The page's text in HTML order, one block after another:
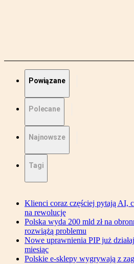
Powiązane
Polecane
Najnowsze
Tagi
Klienci coraz częściej pytają AI,
na rewolucję
Polska wyda 200 mld zł na
rozwiążą problemu
Nowe uprawnienia PIP już
miesiąc
Polskie e-sklepy wygrywają z